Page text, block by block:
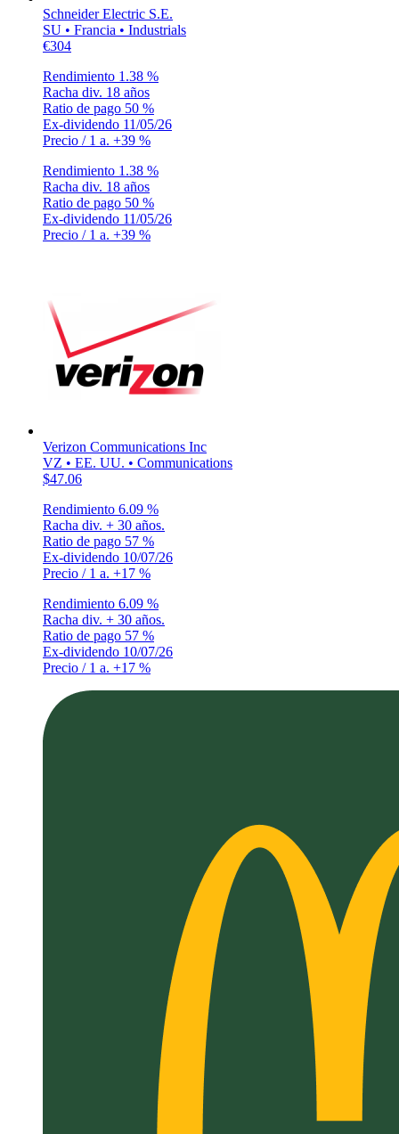
Schneider Electric S.E.
SU • Francia • Industrials
€304
Rendimiento 1.38 %
Racha div. 18 años
Ratio de pago 50 %
Ex-dividendo 11/05/26
Precio / 1 a. +39 %
Rendimiento 1.38 %
Racha div. 18 años
Ratio de pago 50 %
Ex-dividendo 11/05/26
Precio / 1 a. +39 %
Verizon Communications Inc
VZ • EE. UU. • Communications
$47.06
Rendimiento 6.09 %
Racha div. + 30 años.
Ratio de pago 57 %
Ex-dividendo 10/07/26
Precio / 1 a. +17 %
Rendimiento 6.09 %
Racha div. + 30 años.
Ratio de pago 57 %
Ex-dividendo 10/07/26
Precio / 1 a. +17 %